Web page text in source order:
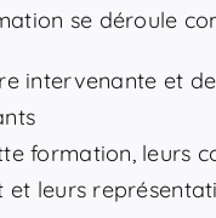
se déroule
intervenante et
formation, leurs
et leurs